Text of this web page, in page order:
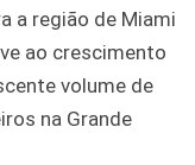
a região de Miami
ao crescimento
volume de
na Grande